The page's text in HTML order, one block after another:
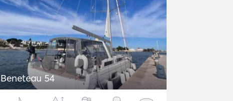
Beneteau 54